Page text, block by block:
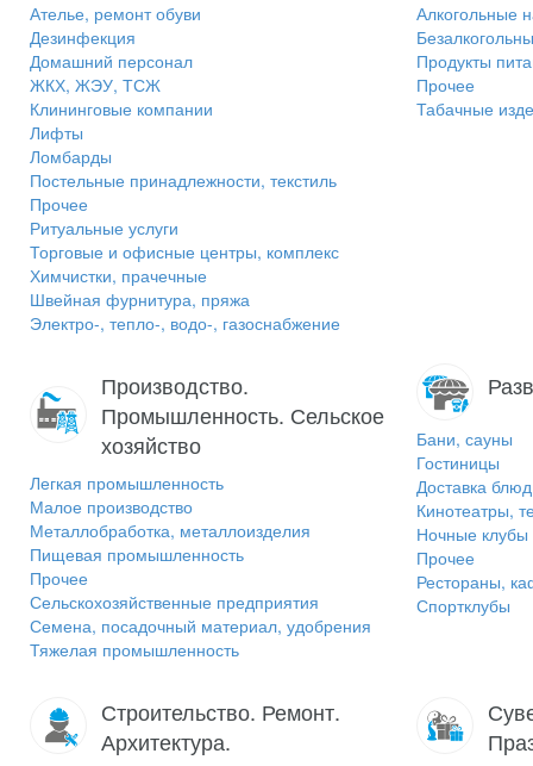
Ателье, ремонт обуви
Дезинфекция
Домашний персонал
ЖКХ, ЖЭУ, ТСЖ
Клининговые компании
Лифты
Ломбарды
Постельные принадлежности, текстиль
Прочее
Ритуальные услуги
Торговые и офисные центры, комплекс
Химчистки, прачечные
Швейная фурнитура, пряжа
Электро-, тепло-, водо-, газоснабжение
Алкогольные
Продукты
Прочее
Табачные
Производство.
Промышленность. Сельское
хозяйство
Легкая промышленность
Малое производство
Металлобработка, металлоизделия
Пищевая промышленность
Прочее
Сельскохозяйственные предприятия
Семена, посадочный материал, удобрения
Тяжелая промышленность
Бани, сауны
Гостиницы
Доставка блюд
Кинотеатры,
Ночные клубы
Прочее
Рестораны,
Спортклубы
Строительство. Ремонт.
Архитектура.